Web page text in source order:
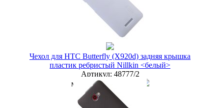
Новая цена
32 руб.
Наличие:
купить в розницу
Чехол для HTC Butterfly (X920d) задняя крышка
пластик ребристый Nillkin <белый>
Артикул: 48777/2
мелкий опт
опт 75 руб.
дилер
65 руб.